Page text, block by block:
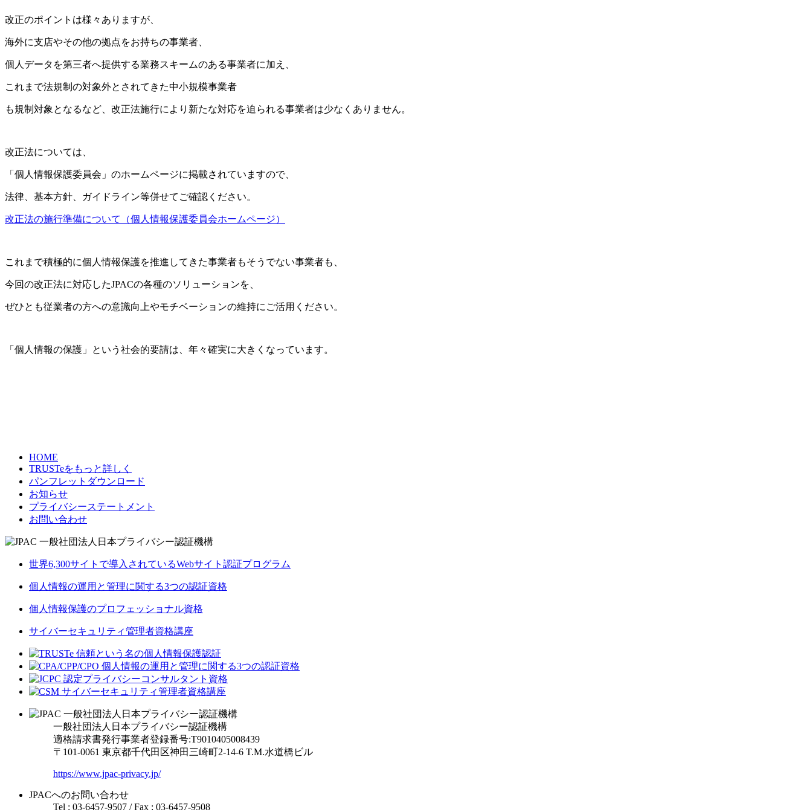
改正のポイントは様々ありますが、
海外に支店やその他の拠点をお持ちの事業者、
個人データを第三者へ提供する業務スキームのある事業者に加え、
これまで法規制の対象外とされてきた中小規模事業者
も規制対象となるなど、改正法施行により新たな対応を迫られる事業者は少なくありません。
改正法については、
「個人情報保護委員会」のホームページに掲載されていますので、
法律、基本方針、ガイドライン等併せてご確認ください。
改正法の施行準備について（個人情報保護委員会ホームページ）
これまで積極的に個人情報保護を推進してきた事業者もそうでない事業者も、
今回の改正法に対応したJPACの各種のソリューションを、
ぜひとも従業者の方への意識向上やモチベーションの維持にご活用ください。
「個人情報の保護」という社会的要請は、年々確実に大きくなっています。
HOME
TRUSTeをもっと詳しく
パンフレットダウンロード
お知らせ
プライバシーステートメント
お問い合わせ
世界6,300サイトで導入されているWebサイト認証プログラム
個人情報の運用と管理に関する3つの認証資格
個人情報保護のプロフェッショナル資格
サイバーセキュリティ管理者資格講座
一般社団法人日本プライバシー認証機構
適格請求書発行事業者登録番号:T9010405008439
〒101-0061 東京都千代田区神田三崎町2-14-6 T.M.水道橋ビル
https://www.jpac-privacy.jp/
JPACへのお問い合わせ
Tel : 03-6457-9507 / Fax : 03-6457-9508